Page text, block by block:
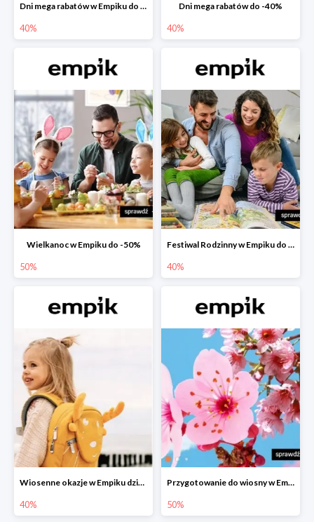
Dni mega rabatów w Empiku do -40%
40%
Dni mega rabatów do -40%
40%
Wielkanoc w Empiku do -50%
50%
Festiwal Rodzinny w Empiku do -40%
40%
Wiosenne okazje w Empiku dziecko w podróży do -40%
40%
Przygotowanie do wiosny w Empiku - setki produktów do -50%
50%